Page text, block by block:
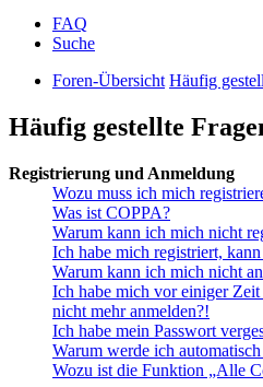
FAQ
Suche
Foren-Übersicht Häufig
Häufig gestellte
Registrierung und Anmeldung
Wozu muss ich mich
Was ist COPPA?
Warum kann ich mich nicht
Ich habe mich registriert,
Warum kann ich mich nicht
Ich habe mich vor einiger
nicht mehr anmelden?!
Ich habe mein Passwort
Warum werde ich
Wozu ist die Funktion „Alle